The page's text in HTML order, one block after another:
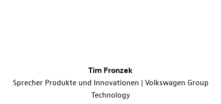
Tim Fronzek
Sprecher Produkte und Innovationen | Volkswagen Group
Technology